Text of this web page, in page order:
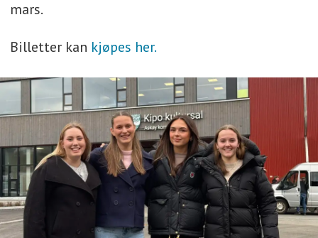
mars.
Billetter kan kjøpes her.